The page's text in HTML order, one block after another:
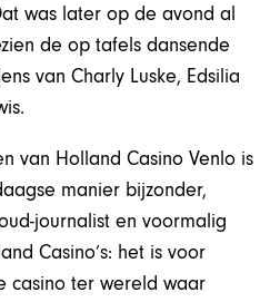
was later op de avond al
de op tafels dansende
van Charly Luske, Edsilia
van Holland Casino Venlo is
manier bijzonder,
journalist en voormalig
Casino’s: het is voor
casino ter wereld waar